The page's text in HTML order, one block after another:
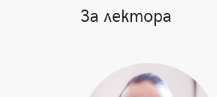
За лектора